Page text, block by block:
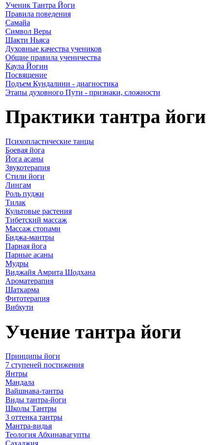
Ученик Тантра Йоги
Правила поведения
Самайа
Символ Веры
Шакти Ньяса
Духовные качества учеников
Общие правила ученичества
Каула Йогин
Посвящение
Подъем Кундалини - диагностика
Этапы духовного Пути - признаки, сложности
Практики тантра йоги
Психопластические танцы
Боевая йога
Йога асаны
Звукотерапия
Стили йоги
Лингам
Роль пуджи
Тилак
Культовые растения
Тибетский массаж
Массаж стопами
Биджа-мантры
Парная йога
Парные асаны
Мудры
Виджайя Амрита Шодхана
Ароматерапия
Шаткарма
Фитотерапия
Вибхути
Учение тантра йоги
Принципы йоги
7 ступеней постижения
Янтры
Мандала
Вайшнава-тантра
Виды тантра-йоги
Школы Тантры
3 оттенка тантры
Мантра-видья
Теология Абхинавагупты